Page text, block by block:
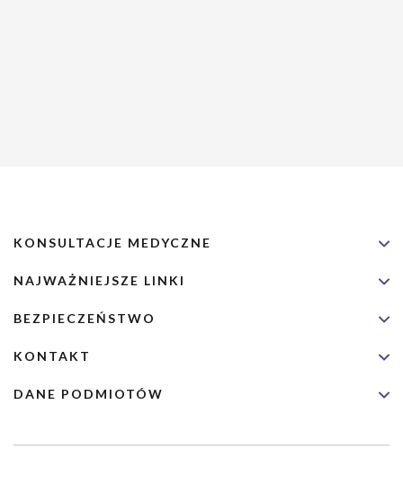
KONSULTACJE MEDYCZNE
NAJWAŻNIEJSZE LINKI
BEZPIECZEŃSTWO
KONTAKT
DANE PODMIOTÓW